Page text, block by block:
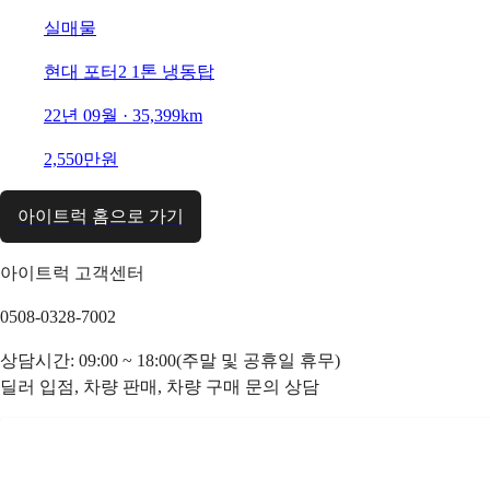
실매물
현대 포터2 1톤 냉동탑
22년 09월 · 35,399km
2,550만원
아이트럭 홈으로 가기
아이트럭 고객센터
0508-0328-7002
상담시간: 09:00 ~ 18:00(주말 및 공휴일 휴무)
딜러 입점, 차량 판매, 차량 구매 문의 상담